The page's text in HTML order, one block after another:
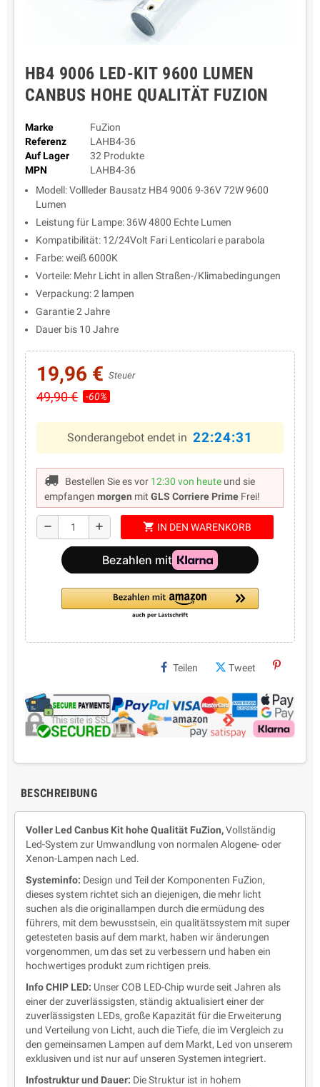
HB4 9006 LED-KIT 9600 LUMEN
CANBUS HOHE QUALITÄT FUZION
Marke
FuZion
Referenz
LAHB4-36
Auf Lager
32 Produkte
MPN
LAHB4-36
Modell: Vollleder Bausatz HB4 9006 9-36V 72W 9600
Lumen
Leistung für Lampe: 36W 4800 Echte Lumen
Kompatibilität: 12/24Volt Fari Lenticolari e parabola
Farbe: weiß 6000K
Vorteile: Mehr Licht in allen Straßen-/Klimabedingungen
Verpackung: 2 lampen
Garantie 2 Jahre
Dauer bis 10 Jahre
19,96 €Steuer
49,90 € -60%
Sonderangebot endet in 22:24:30
Bestellen Sie es vor 12:30 von heute und sie
empfangenmorgen mitGLS Corriere Prime Frei!
remove add shopping_cart IN DEN WARENKORB
Teilen Tweet
BESCHREIBUNG
Voller Led Canbus Kit hohe Qualität FuZion,Vollständig
Led-System zur Umwandlung von normalen Alogene- oder
Xenon-Lampen nach Led.
Systeminfo: Design und Teil der Komponenten FuZion,
dieses system richtet sich an diejenigen, die mehr licht
suchen als die originallampen durch die ermüdung des
führers, mit dem bewusstsein, ein qualitätssystem mit super
getesteten basis auf dem markt, haben wir änderungen
vorgenommen, um das set zu verbessern und haben ein
hochwertiges produkt zum richtigen preis.
Info CHIP LED: Unser COB LED-Chip wurde seit Jahren als
einer der zuverlässigsten, ständig aktualisiert einer der
zuverlässigsten LEDs, große Kapazität für die Erweiterung
und Verteilung von Licht, auch die Tiefe, die im Vergleich zu
den gemeinsamen Lampen auf dem Markt, Led von unserem
exklusiven und ist nur auf unseren Systemen integriert.
Infostruktur und Dauer: Die Struktur ist in hohem